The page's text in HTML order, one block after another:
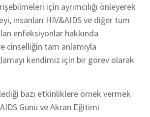
için ayrımcılığı önleyerek
insanları HIV&AIDS ve diğer tüm
enfeksiyonlar hakkında
cinselliğin tam anlamıyla
kendimiz için bir görev olarak
bazı etkinliklere örnek vermek
Günü ve Akran Eğitimi